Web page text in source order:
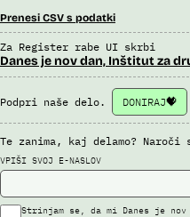
Prenesi CSV s podatki
Za Register rabe UI skrbi
Danes je nov dan, Inštitut za
Podpri naše delo. DONIRAJ
Te zanima, kaj delamo? Naroči
VPIŠI SVOJ E-NASLOV
Strinjam se, da mi Danes je